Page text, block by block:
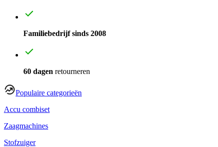
Familiebedrijf sinds 2008
60 dagen retourneren
Populaire categorieën
Accu combiset
Zaagmachines
Stofzuiger